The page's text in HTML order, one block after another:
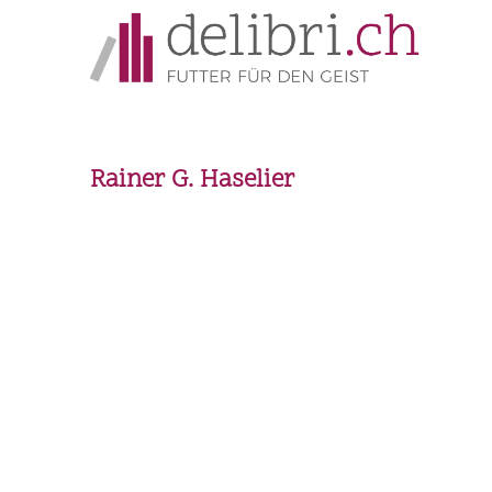
Rainer G. Haselier